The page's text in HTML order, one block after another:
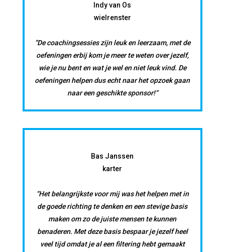
Indy van Os
wielrenster
“De coachingsessies zijn leuk en leerzaam, met de
oefeningen erbij kom je meer te weten over jezelf,
wie je nu bent en wat je wel en niet leuk vind. De
oefeningen helpen dus echt naar het opzoek gaan
naar een geschikte sponsor!“
Bas Janssen
karter
“Het belangrijkste voor mij was het helpen met in
de goede richting te denken en een stevige basis
maken om zo de juiste mensen te kunnen
benaderen. Met deze basis bespaar je jezelf heel
veel tijd omdat je al een filtering hebt gemaakt